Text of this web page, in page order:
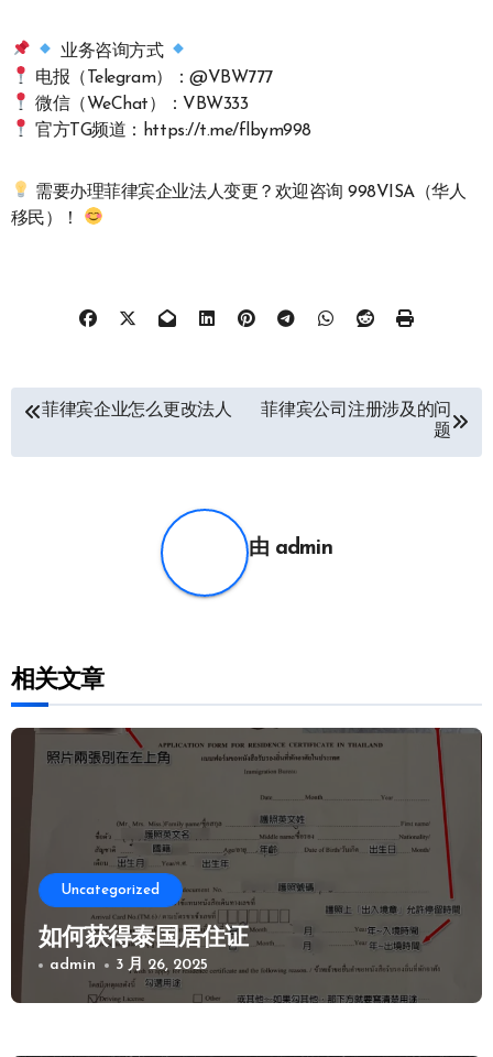
业务咨询方式
电报（Telegram）：@VBW777
微信（WeChat）：VBW333
官方TG频道：https://t.me/flbym998
需要办理菲律宾企业法人变更？欢迎咨询 998VISA（华人
移民）！
文 菲律宾企业怎么更改法人
菲律宾公司注册涉及的问
题
由 admin
相关文章
Uncategorized
如何获得泰国居住证
admin 3 月 26, 2025